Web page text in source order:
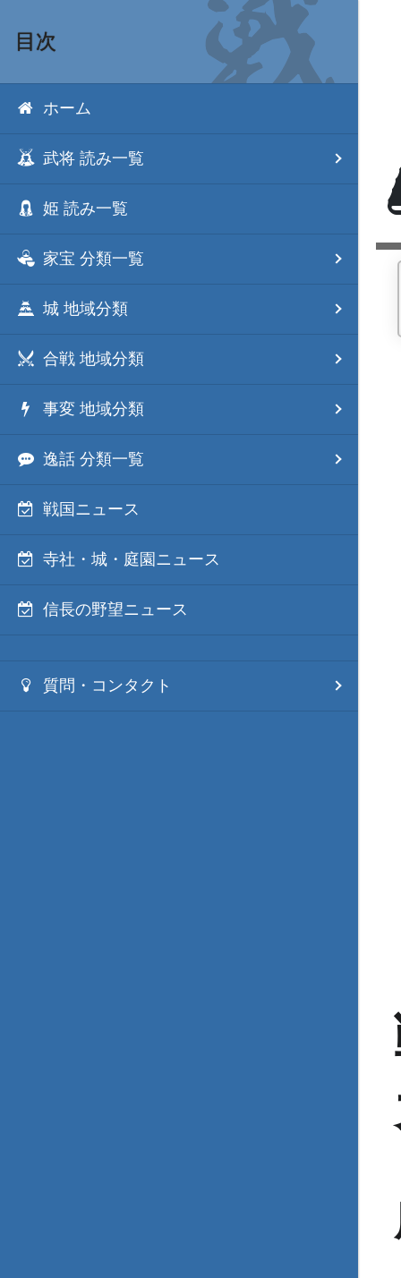
目次
ホーム
武将 読み一覧
姫 読み一覧
家宝 分類一覧
城 地域分類
合戦 地域分類
事変 地域分類
逸話 分類一覧
戦国ニュース
寺社・城・庭園ニュース
信長の野望ニュース
質問・コンタクト